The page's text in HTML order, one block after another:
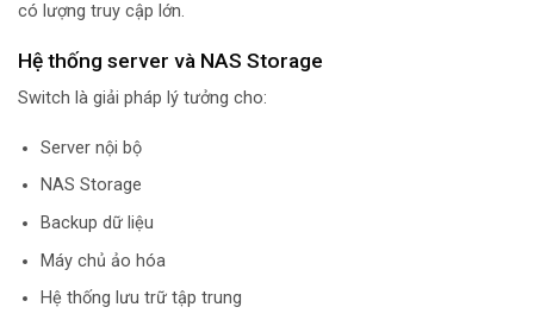
có lượng truy cập lớn.
Hệ thống server và NAS Storage
Switch là giải pháp lý tưởng cho:
Server nội bộ
NAS Storage
Backup dữ liệu
Máy chủ ảo hóa
Hệ thống lưu trữ tập trung